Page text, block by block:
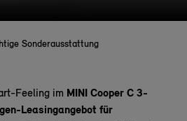
Sonderausstattung
Feeling im MINI Cooper C 3-
Leasingangebot für